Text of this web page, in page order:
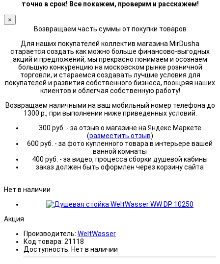
точно в срок! Все покажем, проверим и расскажем!
×
Возвращаем часть суммы от покупки товаров
Для наших покупателей коллектив магазина MirDusha
старается создать как можно больше финансово-выгодных
акций и предложений, мы прекрасно понимаем и осознаем
большую конкуренцию на московском рынке розничной
торговли, и стараемся создавать лучшие условия для
покупателей и развития собственного бизнеса, поощряя наших
клиентов и облегчая собственную работу!
Возвращаем наличными на ваш мобильный номер телефона до
1300 р., при выполнении ниже приведенных условий:
300 руб. - за отзыв о магазине на Яндекс.Маркете
(разместить отзыв)
600 руб. - за фото купленного товара в интерьере вашей
ванной комнаты
400 руб. - за видео, процесса сборки душевой кабины
заказ должен быть оформлен через корзину сайта
Нет в наличии
Акция
Производитель: WeltWasser
Код товара: 21118
Доступность: Нет в наличии